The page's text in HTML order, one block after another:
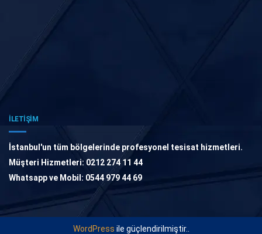
İLETİŞİM
İstanbul'un tüm bölgelerinde profesyonel tesisat hizmetleri.
Müşteri Hizmetleri: 0212 274 11 44
Whatsapp ve Mobil: 0544 979 44 69
WordPress ile güçlendirilmiştir..